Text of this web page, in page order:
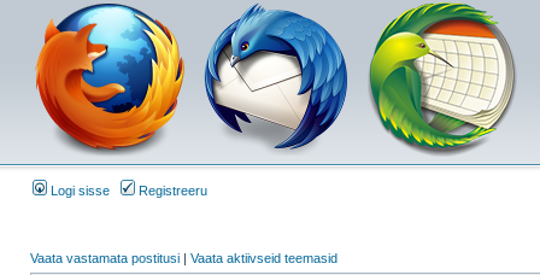
Logi sisse Registreeru
Vaata vastamata postitusi | Vaata aktiivseid teemasid